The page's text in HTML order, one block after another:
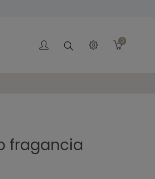
Buscar 0
fragancia